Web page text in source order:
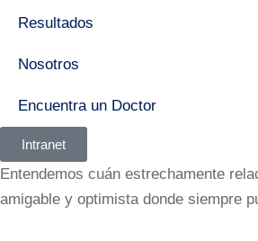
Resultados
Nosotros
Encuentra un Doctor
Intranet
Entendemos cuán estrechamente
amigable y optimista donde siempre